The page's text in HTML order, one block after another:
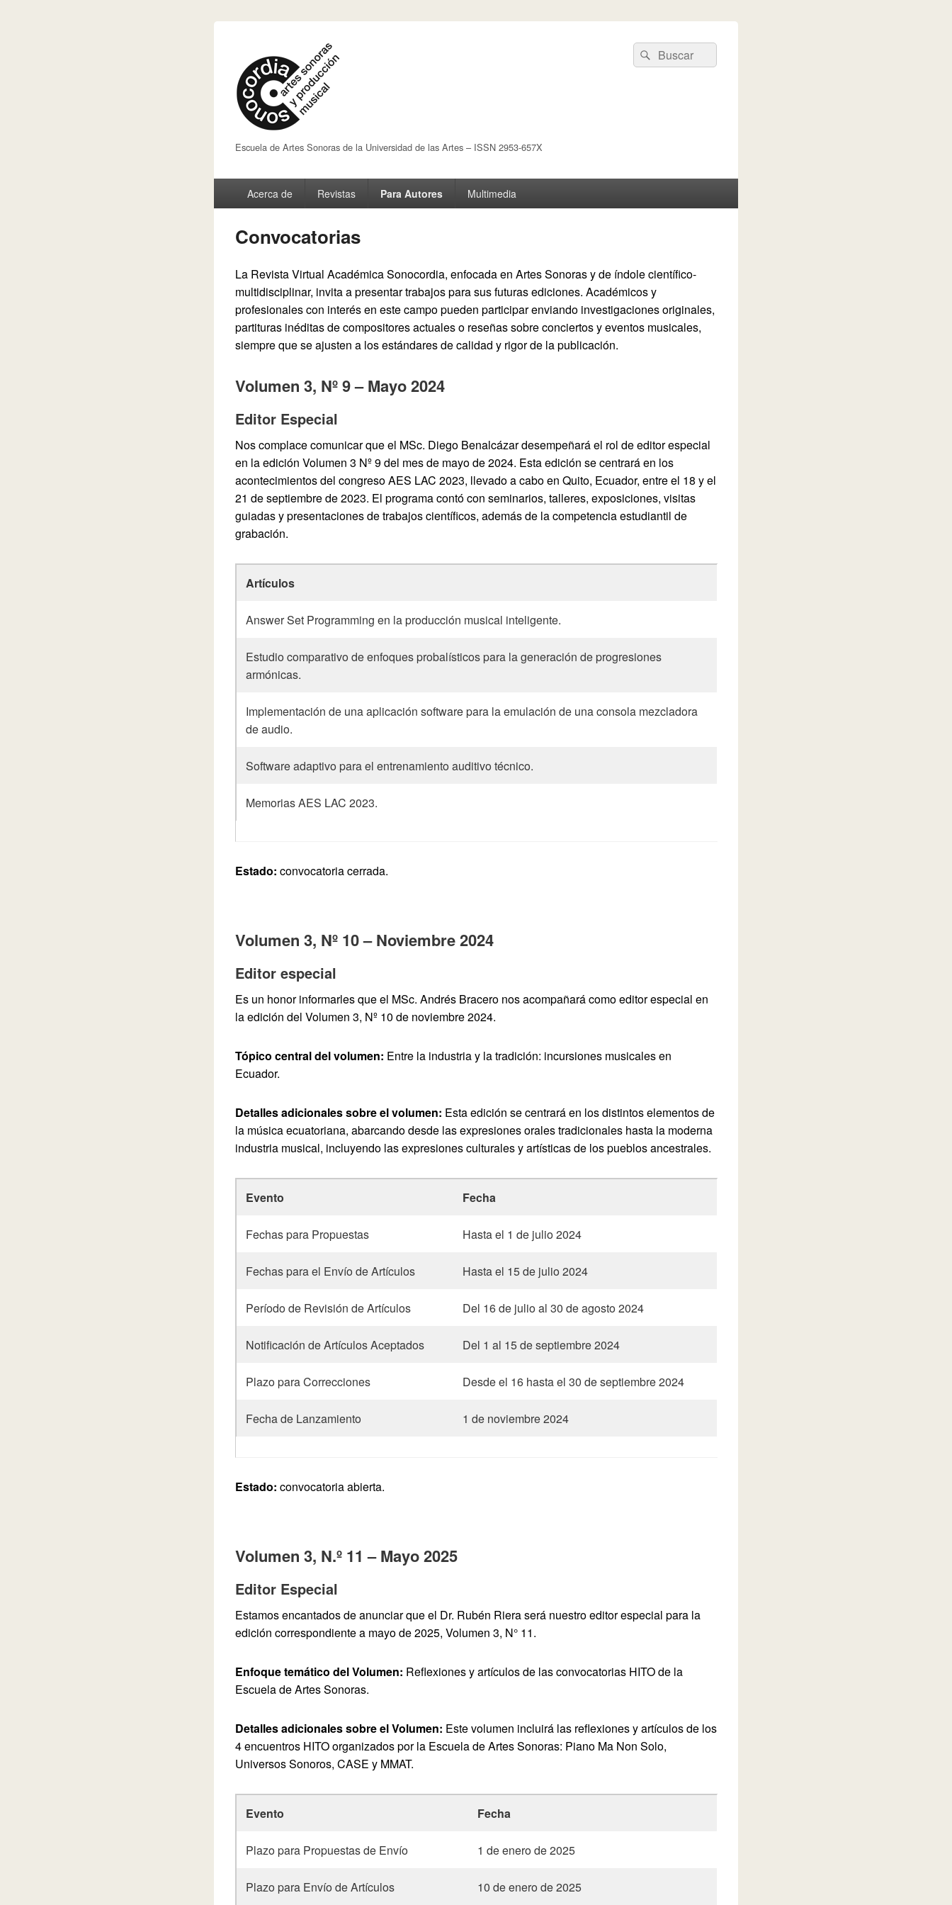
Escuela de Artes Sonoras de la Universidad de las Artes – ISSN 2953-657X
Buscar
por:
Buscar
principalAcerca de Revistas Para Autores Multimedia
Convocatorias
La Revista Virtual Académica Sonocordia, enfocada en Artes Sonoras y de índole científico-
multidisciplinar, invita a presentar trabajos para sus futuras ediciones. Académicos y
profesionales con interés en este campo pueden participar enviando investigaciones originales,
partituras inéditas de compositores actuales o reseñas sobre conciertos y eventos musicales,
siempre que se ajusten a los estándares de calidad y rigor de la publicación.
Volumen 3, Nº9 – Mayo 2024
Editor Especial
Nos complace comunicar que el MSc. Diego Benalcázar desempeñará el rol de editor especial
en la edición Volumen 3 Nº 9 del mes de mayo de 2024. Esta edición se centrará en los
acontecimientos del congreso AES LAC 2023, llevado a cabo en Quito, Ecuador, entre el 18 y el
21 de septiembre de 2023. El programa contó con seminarios, talleres, exposiciones, visitas
guiadas y presentaciones de trabajos científicos, además de la competencia estudiantil de
grabación.
Artículos
Answer Set Programming en la producción musical inteligente.
Estudio comparativo de enfoques probalísticos para la generación de progresiones
armónicas.
Implementación de una aplicación software para la emulación de una consola mezcladora
de audio.
Software adaptivo para el entrenamiento auditivo técnico.
Memorias AES LAC 2023.
Estado: convocatoria cerrada.
Volumen 3, Nº 10 – Noviembre 2024
Editor especial
Es un honor informarles que el MSc. Andrés Bracero nos acompañará como editor especial en
la edición del Volumen 3, Nº 10 de noviembre 2024.
Tópico central del volumen: Entre la industria y la tradición: incursiones musicales en
Ecuador.
Detalles adicionales sobre el volumen: Esta edición se centrará en los distintos elementos de
la música ecuatoriana, abarcando desde las expresiones orales tradicionales hasta la moderna
industria musical, incluyendo las expresiones culturales y artísticas de los pueblos ancestrales.
Evento Fecha
Fechas para Propuestas Hasta el 1 de julio 2024
Fechas para el Envío de Artículos Hasta el 15 de julio 2024
Período de Revisión de Artículos Del 16 de julio al 30 de agosto 2024
Notificación de Artículos Aceptados Del 1 al 15 de septiembre 2024
Plazo para Correcciones Desde el 16 hasta el 30 de septiembre 2024
Fecha de Lanzamiento 1 de noviembre 2024
Estado: convocatoria abierta.
Volumen 3, N.º 11 – Mayo 2025
Editor Especial
Estamos encantados de anunciar que el Dr. Rubén Riera será nuestro editor especial para la
edición correspondiente a mayo de 2025, Volumen 3, N° 11.
Enfoque temático del Volumen: Reflexiones y artículos de las convocatorias HITO de la
Escuela de Artes Sonoras.
Detalles adicionales sobre el Volumen: Este volumen incluirá las reflexiones y artículos de los
4 encuentros HITO organizados por la Escuela de Artes Sonoras: Piano Ma Non Solo,
Universos Sonoros, CASE y MMAT.
Evento Fecha
Plazo para Propuestas de Envío 1 de enero de 2025
Plazo para Envío de Artículos 10 de enero de 2025